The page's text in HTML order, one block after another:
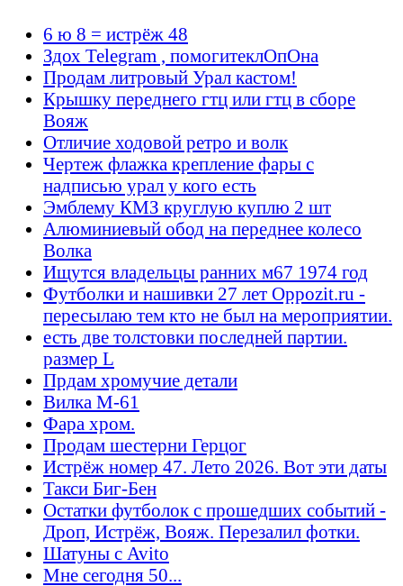
6 ю 8 = истрёж 48
Здох Telegram , помогитеклОпОна
Продам литровый Урал кастом!
Крышку переднего гтц или гтц в сборе
Вояж
Отличие ходовой ретро и волк
Чертеж флажка крепление фары с
надписью урал у кого есть
Эмблему КМЗ круглую куплю 2 шт
Алюминиевый обод на переднее колесо
Волка
Ищутся владельцы ранних м67 1974 год
Футболки и нашивки 27 лет Oppozit.ru -
пересылаю тем кто не был на мероприятии.
есть две толстовки последней партии.
размер L
Прдам хромучие детали
Вилка М-61
Фара хром.
Продам шестерни Герцог
Истрёж номер 47. Лето 2026. Вот эти даты
Такси Биг-Бен
Остатки футболок с прошедших событий -
Дроп, Истрёж, Вояж. Перезалил фотки.
Шатуны с Avito
Мне сегодня 50...